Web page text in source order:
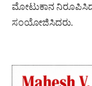
ಮೋಟುಕಾನ
ಸಂಯೋಜಿಸಿದರು.